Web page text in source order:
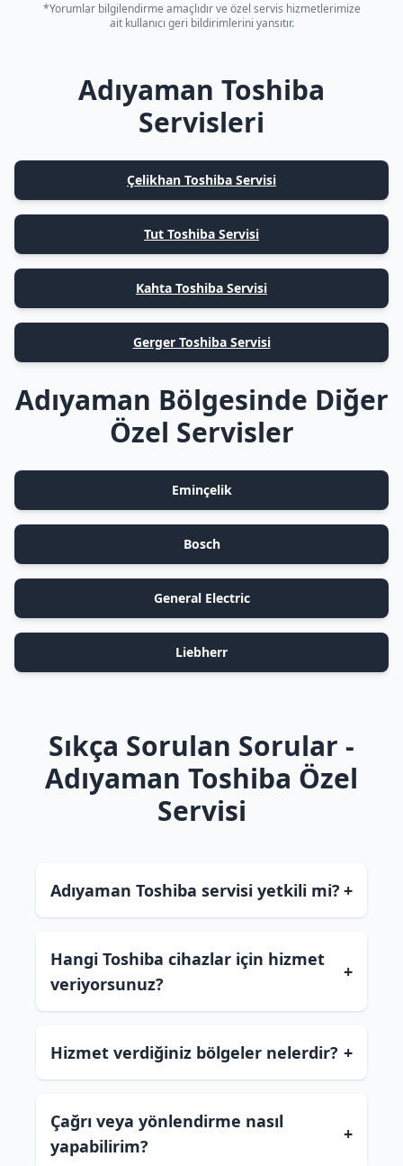
*Yorumlar bilgilendirme amaçlıdır ve özel servis hizmetlerimize
ait kullanıcı geri bildirimlerini yansıtır.
Adıyaman Toshiba
Servisleri
Çelikhan Toshiba Servisi
Tut Toshiba Servisi
Kahta Toshiba Servisi
Gerger Toshiba Servisi
Adıyaman Bölgesinde Diğer
Özel Servisler
Eminçelik
Bosch
General Electric
Liebherr
Sıkça Sorulan Sorular -
Adıyaman Toshiba Özel
Servisi
Adıyaman Toshiba servisi yetkili mi? +
Hangi Toshiba cihazlar için hizmet
veriyorsunuz?
+
Hizmet verdiğiniz bölgeler nelerdir? +
Çağrı veya yönlendirme nasıl
yapabilirim?
+